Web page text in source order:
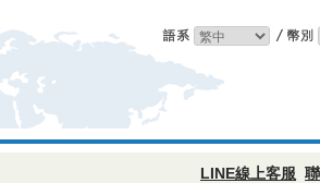
LINE線上客服